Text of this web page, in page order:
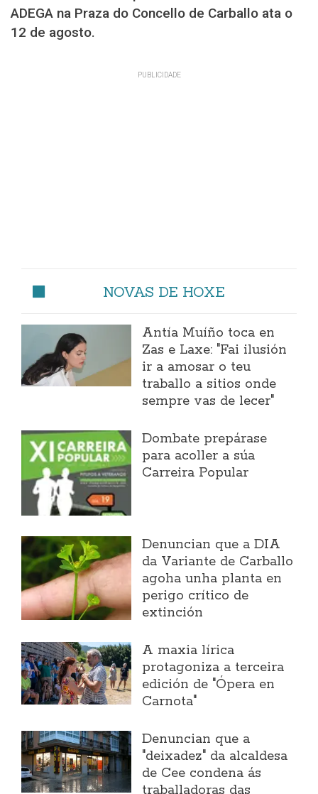
ADEGA na Praza do Concello de Carballo ata o
12 de agosto.
NOVAS DE HOXE
Antía Muíño toca en
Zas e Laxe: "Fai ilusión
ir a amosar o teu
traballo a sitios onde
sempre vas de lecer"
Dombate prepárase
para acoller a súa
Carreira Popular
Denuncian que a DIA
da Variante de Carballo
agoha unha planta en
perigo crítico de
extinción
A maxia lírica
protagoniza a terceira
edición de "Ópera en
Carnota"
Denuncian que a
"deixadez" da alcaldesa
de Cee condena ás
traballadoras das